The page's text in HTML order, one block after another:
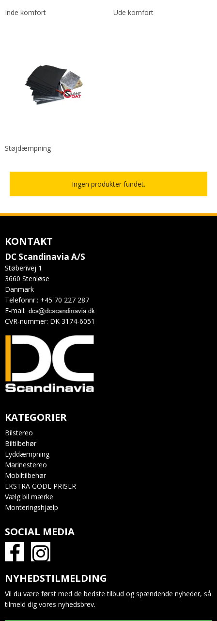
Inde komfort Ude komfort
Støjdæmpning
Ingen produkter fundet.
KONTAKT
DC Scandinavia A/S
Støberivej 1
3660 Stenløse
Danmark
Telefonnr.: +45 70 227 287
E-mail:
CVR-nummer: DK 3174-6051
KATEGORIER
Bilstereo
Biltilbehør
Lyddæmpning
Marinestereo
Mobiltilbehør
EKSTRA GODE PRISER
Vælg bil mærke
Monteringshjælp
SOCIAL MEDIA
NYHEDSTILMELDING
Vil du være først med de bedste tilbud og spændende nyheder, så
tilmeld dig vores nyhedsbrev.